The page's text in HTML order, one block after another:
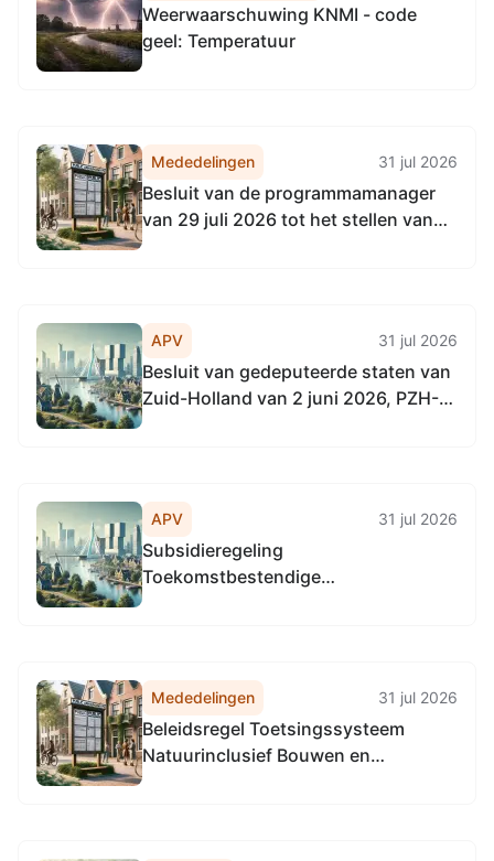
Weerwaarschuwing KNMI - code
geel: Temperatuur
Mededelingen 31 jul 2026
Besluit van de programmamanager
van 29 juli 2026 tot het stellen van
Hoogheemraadschap van Delfland.
APV 31 jul 2026
Besluit van gedeputeerde staten van
Zuid-Holland van 2 juni 2026, PZH-
Toekomstbestendige
bedrijventerreinen Zuid-Holland
(Besluit subsidieplafond 2026...
APV 31 jul 2026
Subsidieregeling
Toekomstbestendige
Mededelingen 31 jul 2026
Beleidsregel Toetsingssysteem
Natuurinclusief Bouwen en